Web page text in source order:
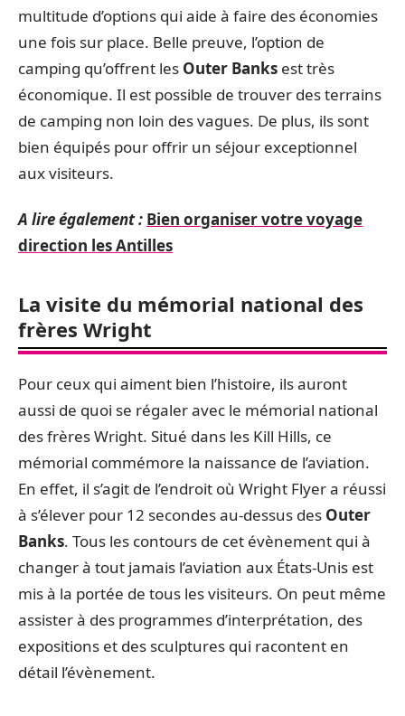
multitude d’options qui aide à faire des économies
une fois sur place. Belle preuve, l’option de
camping qu’offrent les Outer Banks est très
économique. Il est possible de trouver des terrains
de camping non loin des vagues. De plus, ils sont
bien équipés pour offrir un séjour exceptionnel
aux visiteurs.
A lire également : Bien organiser votre voyage
direction les Antilles
La visite du mémorial national des
frères Wright
Pour ceux qui aiment bien l’histoire, ils auront
aussi de quoi se régaler avec le mémorial national
des frères Wright. Situé dans les Kill Hills, ce
mémorial commémore la naissance de l’aviation.
En effet, il s’agit de l’endroit où Wright Flyer a réussi
à s’élever pour 12 secondes au-dessus des Outer
Banks. Tous les contours de cet évènement qui à
changer à tout jamais l’aviation aux États-Unis est
mis à la portée de tous les visiteurs. On peut même
assister à des programmes d’interprétation, des
expositions et des sculptures qui racontent en
détail l’évènement.